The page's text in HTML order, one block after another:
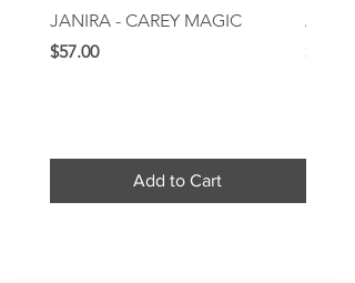
JANIRA - CAREY MAGIC
Price
$57.00
Add to Cart
Price
$209.00